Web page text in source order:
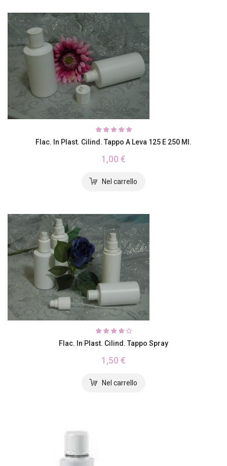
Flac. In Plast. Cilind. Tappo A Leva 125 E 250 Ml.
1,00 €
Flac. In Plast. Cilind. Tappo Spray
1,50 €